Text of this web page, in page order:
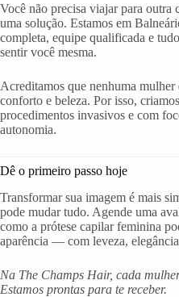
Você não precisa viajar para outra
uma solução. Estamos em
completa, equipe qualificada e
sentir você mesma.
Acreditamos que nenhuma
conforto e beleza. Por isso,
procedimentos invasivos e com
autonomia.
Dê o primeiro passo hoje
Transformar sua imagem é mais
pode mudar tudo. Agende uma
como a prótese capilar feminina
aparência — com leveza,
Na The Champs Hair, cada
Estamos prontas para te receber.